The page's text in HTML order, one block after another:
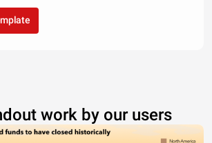
work by our users